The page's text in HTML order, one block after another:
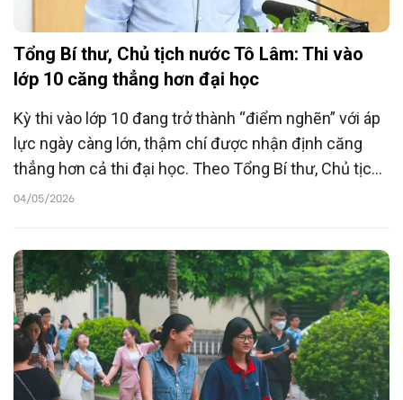
Tổng Bí thư, Chủ tịch nước Tô Lâm: Thi vào
lớp 10 căng thẳng hơn đại học
Kỳ thi vào lớp 10 đang trở thành “điểm nghẽn” với áp
lực ngày càng lớn, thậm chí được nhận định căng
thẳng hơn cả thi đại học. Theo Tổng Bí thư, Chủ tịch
nước Tô Lâm, thực trạng này không chỉ xuất phát từ
04/05/2026